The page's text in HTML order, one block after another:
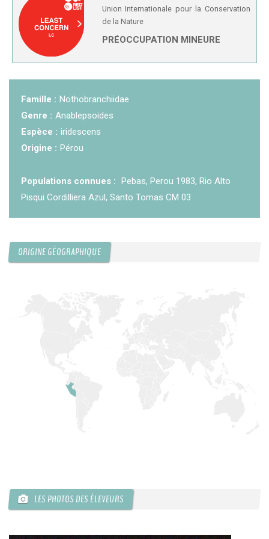
12 sep 2026
KCF ÎLE DE FRANCE :
de Septembre
13 sep 2026
KCF NORMANDIE :Réunion de SectionEn
CZKA RÉPUBLIQUE TCHÈQUE :
CZKA 2026
25-27 sep 2026 KCF FRANCE :
16-18 oct 2026 APK PORTUGAL : Congrès de l'APK 2026
Union Internationale pour la Conservation
de la Nature
PRÉOCCUPATION MINEURE
Famille : Nothobranchiidae
Genre : Anablepsoides
Espèce : iridescens
Origine : Pérou
Populations connues : Pebas, Perou 1983, Rio Alto
Pisqui Cordilliera Azul, Santo Tomas CM 03
ORIGINE GÉOGRAPHIQUE
LES PHOTOS DES ÉLEVEURS